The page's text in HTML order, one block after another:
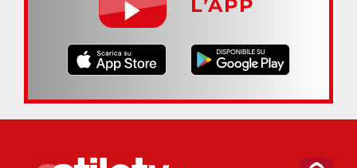
L’APP